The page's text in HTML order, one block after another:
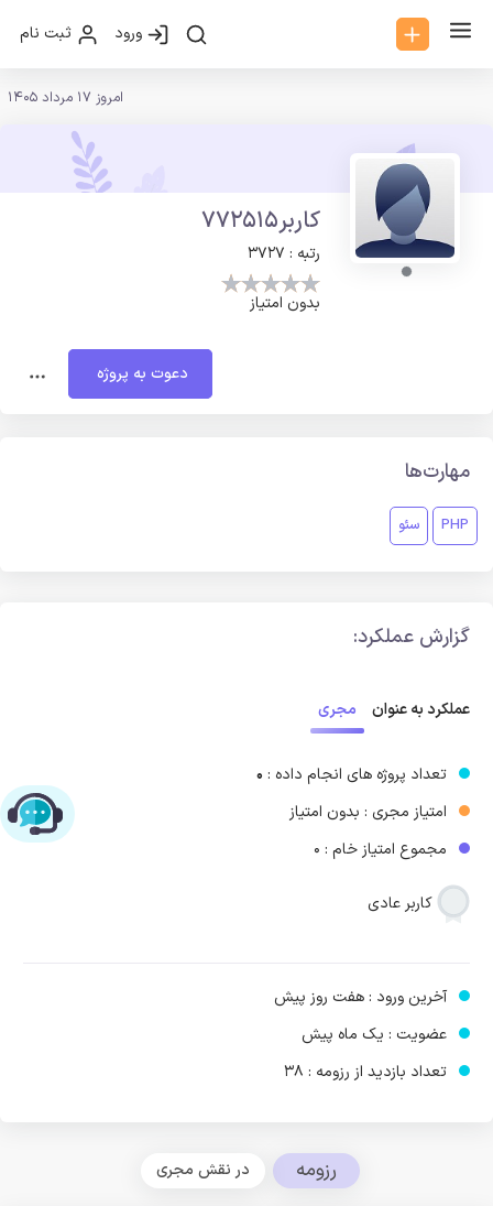
ورود ثبت نام
امروز 17 مرداد 1405
کاربر772515
رتبه : 3727
بدون امتیاز
دعوت به پروژه
مهارت‌ها
PHP سئو
گزارش عملکرد:
عملکرد به عنوان مجری
تعداد پروژه های انجام داده : 0
امتیاز مجری : بدون امتیاز
مجموع امتیاز خام : 0
کاربر عادی
آخرین ورود : هفت روز پیش
عضویت : یک ماه پیش
تعداد بازدید از رزومه : 38
رزومه در نقش مجری
چت با پشتیبانی پارس‌کدرز